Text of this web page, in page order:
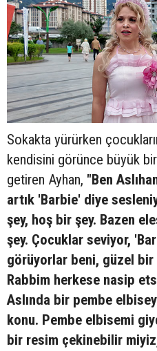
Sokakta yürürken
kendisini görünce büyük bir
getiren Ayhan, "Ben
artık 'Barbie' diye
şey, hoş bir şey. Bazen
şey. Çocuklar seviyor,
görüyorlar beni, güzel bir
Rabbim herkese nasip
Aslında bir pembe
konu. Pembe elbisemi
bir resim çekinebilir